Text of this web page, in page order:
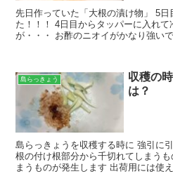
先日作っていた「大根の漬け物」 5日
た！！！ 4日目からタッパーに入れ
が・・・ お酢のニオイがかなり強い
島らっきょう
収穫の
は？
島らっきょうを収穫する時に 強引に
根の付け根部分から千切れてしまう
まうものが発生します 出荷用には使